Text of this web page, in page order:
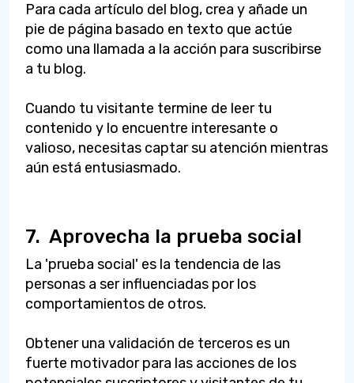
Para cada artículo del blog, crea y añade un
pie de página basado en texto que actúe
como una llamada a la acción para suscribirse
a tu blog.
Cuando tu visitante termine de leer tu
contenido y lo encuentre interesante o
valioso, necesitas captar su atención mientras
aún está entusiasmado.
7. Aprovecha la prueba social
La 'prueba social' es la tendencia de las
personas a ser influenciadas por los
comportamientos de otros.
Obtener una validación de terceros es un
fuerte motivador para las acciones de los